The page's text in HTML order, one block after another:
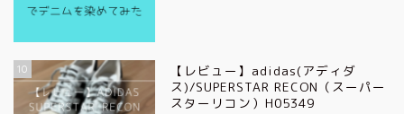
10
【レビュー】adidas(アディダ
ス)/SUPERSTAR RECON（スーパー
スターリコン）H05349